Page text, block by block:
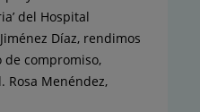
del Hospital
Díaz, rendimos
de compromiso,
Rosa Menéndez,